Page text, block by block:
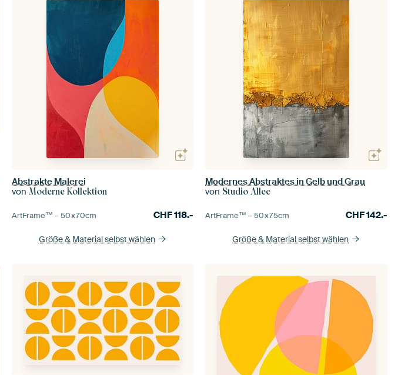
Abstrakte Malerei
vonModerne Kollektion
ArtFrame™ –50×70cm CHF118.-
Größe & Material selbst wählen
Modernes Abstraktes in Gelb und Grau
von Studio Allee
ArtFrame™ –50×75cm CHF142.-
Größe & Material selbst wählen